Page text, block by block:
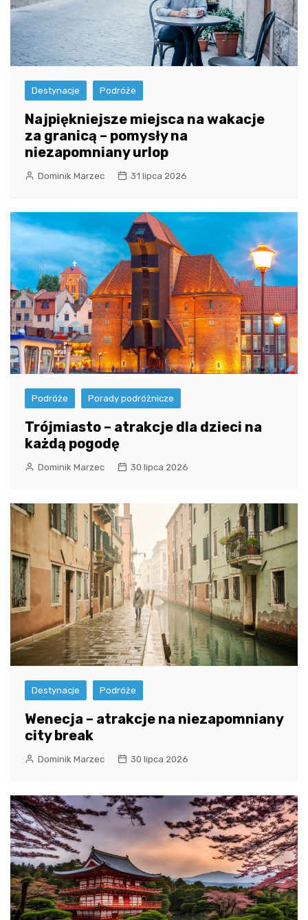
Destynacje Podróże
Najpiękniejsze miejsca na wakacje
za granicą – pomysły na
niezapomniany urlop
Dominik Marzec 31 lipca 2026
Podróże Porady podróżnicze
Trójmiasto – atrakcje dla dzieci na
każdą pogodę
Dominik Marzec 30 lipca 2026
Destynacje Podróże
Wenecja – atrakcje na niezapomniany
city break
Dominik Marzec 30 lipca 2026